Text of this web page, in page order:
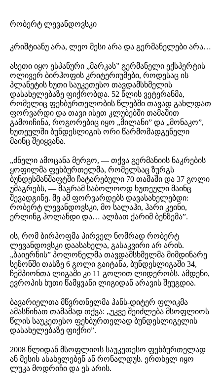
რობერტ ლევანდოვსკი
კრიშტიანუ არა, ლეო მესი არა და გერმანელები არა…
ასეთი იყო ესპანური „მარკას” გერმანელი ექსპერტის
ოლივერ ბირჰოფის კრიტერიუმები, როდესაც ის
პლანეტის ხუთი საუკეთესო თავდამსხმელის
დასახელებაზე ფიქრობდა. 52 წლის ვეტერანმა,
რომელიც ფეხბურთელობის წლებში თავად გახლდათ
ფორვარდი და თავი ისეთ კლუბებში თამაშით
გამოიჩინა, როგორებიც იყო „მილანი” და „მონაკო”,
ხუთეულში ბუნდესლიგის ორი წარმომადგენელი
მაინც შეიყვანა.
„ძნელი ამოცანა მერგო, — თქვა გერმანიის ნაკრების
ყოფილმა ფეხბურთელმა, რომელსაც ზურგს
ბუნდესმანშაფტში ჩატარებული 70 თამაში და 37 გოლი
უმაგრებს, — მაგრამ საბოლოოდ ხუთეული მაინც
შევადგინე. მე ამ ფორვარდებს დავასახელებდი:
რობერტ ლევანდოვსკი, მო სალაჰი, ჰარი კეინი,
ერლინგ ჰოლანდი და… ალბათ ქარიმ ბენზემა”.
ის, რომ ბირჰოფმა პირველ ნომრად რობერტ
ლევანდოვსკი დაასახელა, გასაკვირი არ არის.
„ბაიერნის” პოლონელმა თავდამსხმელმა მიმდინარე
სეზონში თასზე 6 გოლი გაიტანა, ბუნდესლიგაში 34,
ჩემპიონთა ლიგაში კი 11 გოლით ლიდერობს. ამდენი,
ევროპის ხუთი წამყვანი ლიგიდან არავის შეუგდია.
ბავარიელთა მწვრთნელმა ჰანს-დიტერ ფლიკმა
ამასწინათ თამამად თქვა: „უკვე შეიძლება მსოფლიოს
წლის საუკეთესო ფეხბურთელად ბუნდესლიგელის
დასახელებაზე ფიქრი”.
2008 წლიდან მსოფლიოს საუკეთესო ფეხბურთელად
ან მესის ასახელებენ ან რონალდუს. ერთხელ იყო
ლუკა მოდრიჩი და ეს არის.